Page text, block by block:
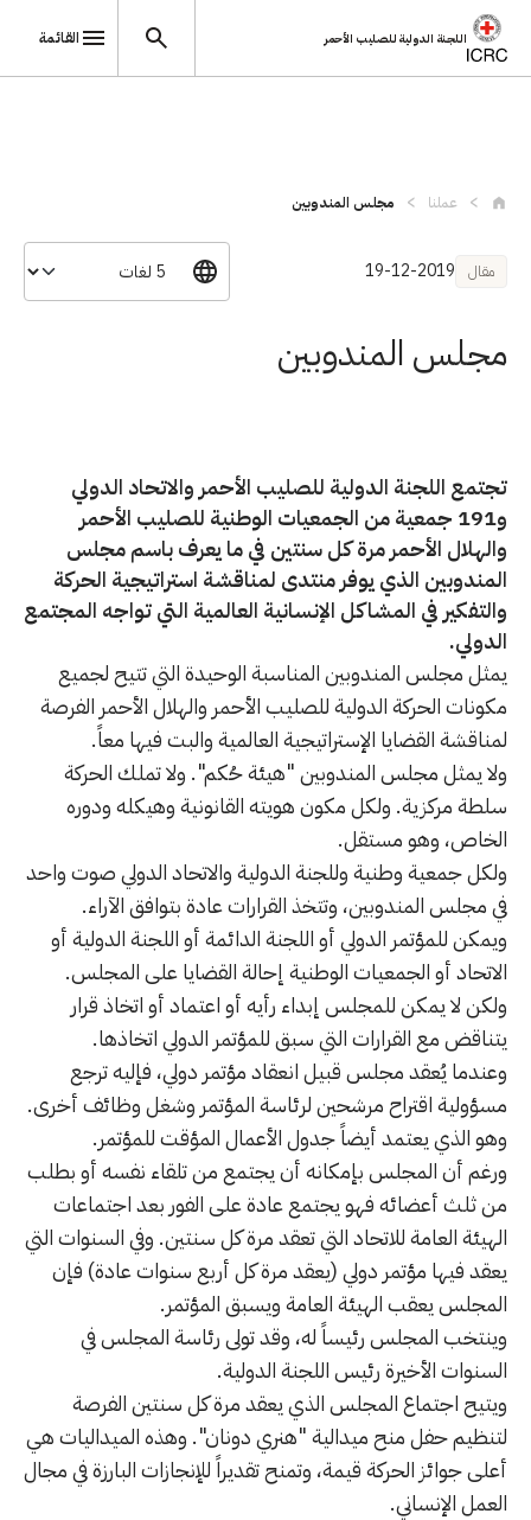
اللجنة الدولية للصليب الأحمر القائمة
عملنا مجلس المندوبين
مقال 19-12-2019
مجلس المندوبين
تجتمع اللجنة الدولية للصليب الأحمر والاتحاد الدولي
و191 جمعية من الجمعيات الوطنية للصليب الأحمر
والهلال الأحمر مرة كل سنتين في ما يعرف باسم مجلس
المندوبين الذي يوفر منتدى لمناقشة استراتيجية الحركة
والتفكير في المشاكل الإنسانية العالمية التي تواجه المجتمع
الدولي.
يمثل مجلس المندوبين المناسبة الوحيدة التي تتيح لجميع
مكونات الحركة الدولية للصليب الأحمر والهلال الأحمر الفرصة
لمناقشة القضايا الإستراتيجية العالمية والبت فيها معاً.
ولا يمثل مجلس المندوبين "هيئة حُكم". ولا تملك الحركة
سلطة مركزية. ولكل مكون هويته القانونية وهيكله ودوره
الخاص، وهو مستقل.
ولكل جمعية وطنية وللجنة الدولية والاتحاد الدولي صوت واحد
في مجلس المندوبين، وتتخذ القرارات عادة بتوافق الآراء.
ويمكن للمؤتمر الدولي أو اللجنة الدائمة أو اللجنة الدولية أو
الاتحاد أو الجمعيات الوطنية إحالة القضايا على المجلس.
ولكن لا يمكن للمجلس إبداء رأيه أو اعتماد أو اتخاذ قرار
يتناقض مع القرارات التي سبق للمؤتمر الدولي اتخاذها.
وعندما يُعقد مجلس قبيل انعقاد مؤتمر دولي، فإليه ترجع
مسؤولية اقتراح مرشحين لرئاسة المؤتمر وشغل وظائف أخرى.
وهو الذي يعتمد أيضاً جدول الأعمال المؤقت للمؤتمر.
ورغم أن المجلس بإمكانه أن يجتمع من تلقاء نفسه أو بطلب
من ثلث أعضائه فهو يجتمع عادة على الفور بعد اجتماعات
الهيئة العامة للاتحاد التي تعقد مرة كل سنتين. وفي السنوات التي
يعقد فيها مؤتمر دولي (يعقد مرة كل أربع سنوات عادة) فإن
المجلس يعقب الهيئة العامة ويسبق المؤتمر.
وينتخب المجلس رئيساً له، وقد تولى رئاسة المجلس في
السنوات الأخيرة رئيس اللجنة الدولية.
ويتيح اجتماع المجلس الذي يعقد مرة كل سنتين الفرصة
لتنظيم حفل منح ميدالية "هنري دونان". وهذه الميداليات هي
أعلى جوائز الحركة قيمة، وتمنح تقديراً للإنجازات البارزة في مجال
العمل الإنساني.